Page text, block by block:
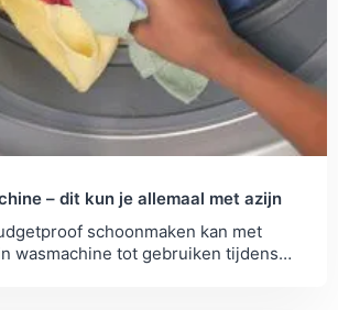
– dit kun je allemaal met azijn
schoonmaken kan met
wasmachine tot gebruiken tijdens